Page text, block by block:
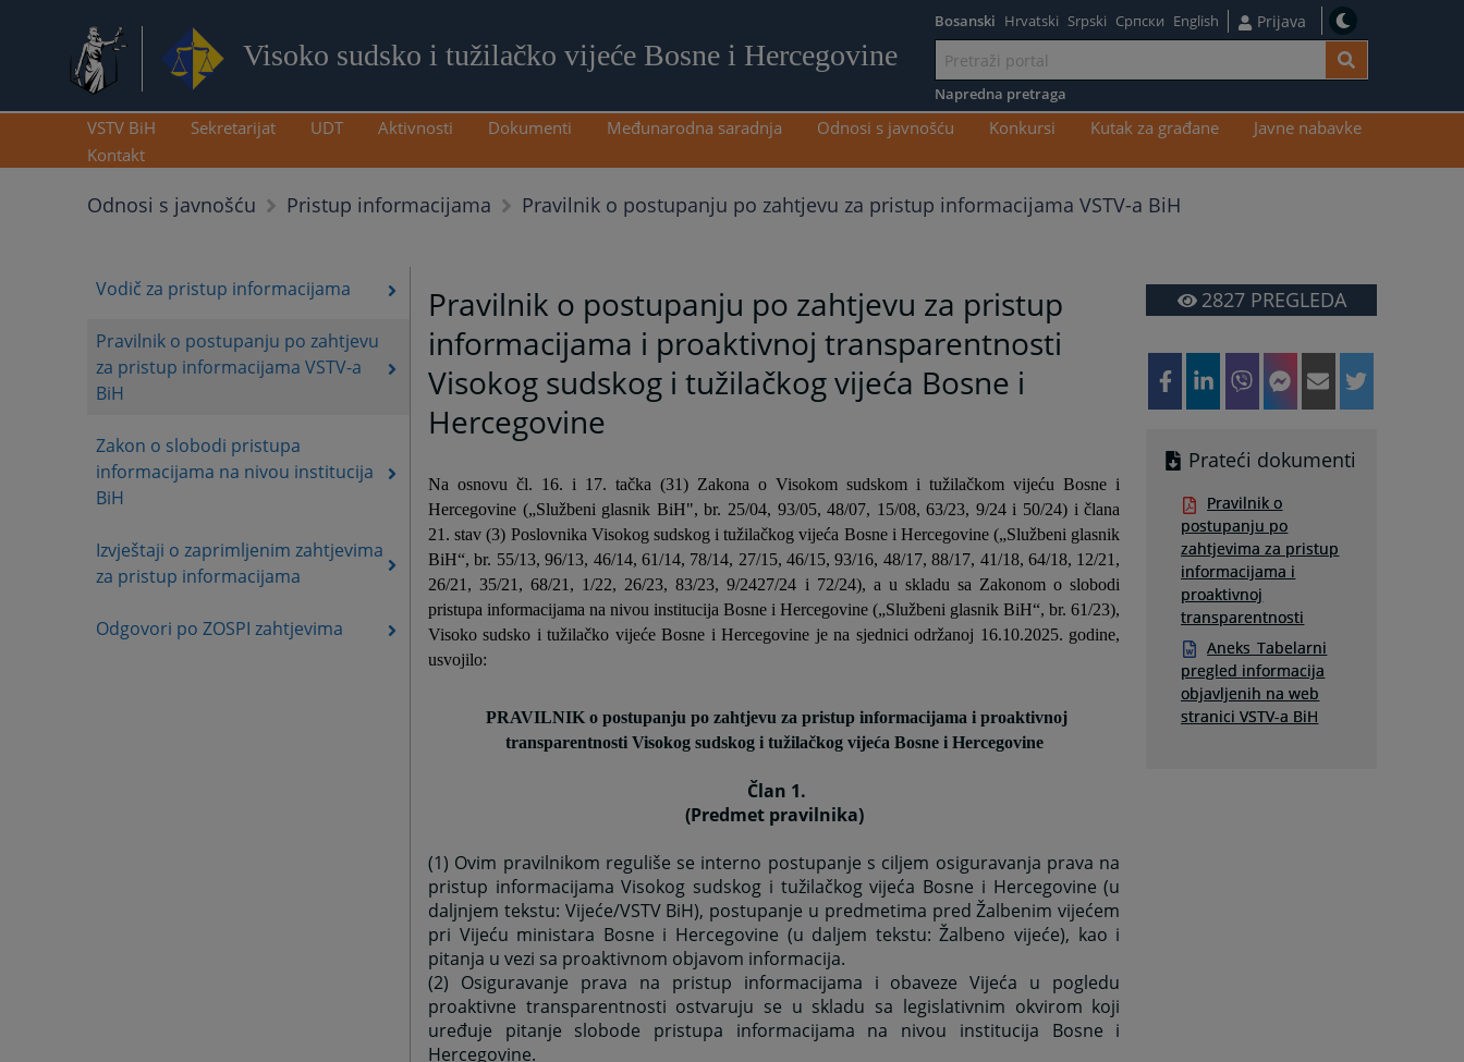
Visoko sudsko i tužilačko vijeće Bosne i Hercegovine
sadržaj
Bosanski Hrvatski Srpski Српски English Prijava
Napredna pretraga
VSTV BiH Sekretarijat UDT Aktivnosti Dokumenti Međunarodna saradnja Odnosi s javnošću Konkursi Kutak za građane
Javne nabavke
Kontakt
Odnosi s javnošću Pristup informacijama Pravilnik o postupanju po zahtjevu za pristup informacijama VSTV-a BiH
Vodič za pristup informacijama
Pravilnik o postupanju po zahtjevu
za pristup informacijama VSTV-a
BiH
Zakon o slobodi pristupa
informacijama na nivou institucija
BiH
Izvještaji o zaprimljenim zahtjevima
za pristup informacijama
Odgovori po ZOSPI zahtjevima
Pravilnik o postupanju po zahtjevu za pristup
informacijama i proaktivnoj transparentnosti
Visokog sudskog i tužilačkog vijeća Bosne i
Hercegovine
Na osnovu čl. 16. i 17. tačka (31) Zakona o Visokom sudskom i tužilačkom vijeću Bosne i
Hercegovine („Službeni glasnik BiH", br. 25/04, 93/05, 48/07, 15/08, 63/23, 9/24 i 50/24) i člana
21. stav (3) Poslovnika Visokog sudskog i tužilačkog vijeća Bosne i Hercegovine („Službeni glasnik
BiH“, br. 55/13, 96/13, 46/14, 61/14, 78/14, 27/15, 46/15, 93/16, 48/17, 88/17, 41/18, 64/18, 12/21,
26/21, 35/21, 68/21, 1/22, 26/23, 83/23, 9/2427/24 i 72/24), a u skladu sa Zakonom o slobodi
pristupa informacijama na nivou institucija Bosne i Hercegovine („Službeni glasnik BiH“, br. 61/23),
Visoko sudsko i tužilačko vijeće Bosne i Hercegovine je na sjednici održanoj 16.10.2025. godine,
usvojilo:
PRAVILNIK o postupanju po zahtjevu za pristup informacijama i proaktivnoj
transparentnosti Visokog sudskog i tužilačkog vijeća Bosne i Hercegovine
Član 1.
(Predmet pravilnika)
(1) Ovim pravilnikom reguliše se interno postupanje s ciljem osiguravanja prava na
pristup informacijama Visokog sudskog i tužilačkog vijeća Bosne i Hercegovine (u
daljnjem tekstu: Vijeće/VSTV BiH), postupanje u predmetima pred Žalbenim vijećem
pri Vijeću ministara Bosne i Hercegovine (u daljem tekstu: Žalbeno vijeće), kao i
pitanja u vezi sa proaktivnom objavom informacija.
(2) Osiguravanje prava na pristup informacijama i obaveze Vijeća u pogledu
proaktivne transparentnosti ostvaruju se u skladu sa legislativnim okvirom koji
uređuje pitanje slobode pristupa informacijama na nivou institucija Bosne i
Hercegovine.
2827PREGLEDA
Prateći dokumenti
Pravilnik o
postupanju po
zahtjevima za pristup
informacijama i
proaktivnoj
transparentnosti
Aneks_Tabelarni
pregled informacija
objavljenih na web
stranici VSTV-a BiH